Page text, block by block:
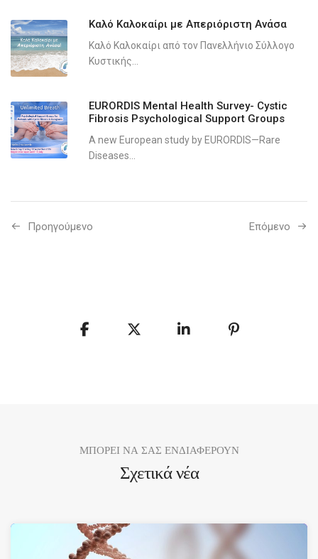
Καλό Καλοκαίρι με Απεριόριστη Ανάσα
Καλό Καλοκαίρι από τον Πανελλήνιο Σύλλογο
Κυστικής...
EURORDIS Mental Health Survey- Cystic
Fibrosis Psychological Support Groups
A new European study by EURORDIS—Rare
Diseases...
Προηγούμενo Επόμενο
ΜΠΟΡΕΙ ΝΑ ΣΑΣ ΕΝΔΙΑΦΕΡΟΥΝ
Σχετικά νέα